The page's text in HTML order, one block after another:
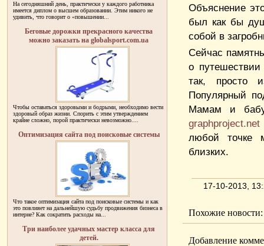
Объяснение
был как бы
собой в
Сейчас
о
так, просто
Популярный
Мамам и
graphproject.net
любой точке
близких.
17-10-2013,
Похожие новости:
Добавление
На сегодняшний день, практически у каждого работника
имеется диплом о высшем образовании. Этим никого не
удивить, что говорит о «повышении...
Беговые дорожки прекрасного качества
можно заказать на globalsport.com.ua
Чтобы оставаться здоровыми и бодрыми, необходимо вести
здоровый образ жизни. Спорить с этим утверждением
крайне сложно, порой практически невозможно....
Оптимизация сайта под поисковые системы
Что такое оптимизация сайта под поисковые системы и как
это повлияет на дальнейшую судьбу продвижения бизнеса в
интерне? Как сократить расходы на...
Три наиболее удачных мастер класса для
детей.